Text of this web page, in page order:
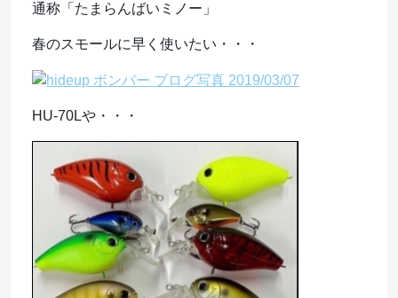
通称「たまらんばいミノー」
春のスモールに早く使いたい・・・
HU-70Lや・・・